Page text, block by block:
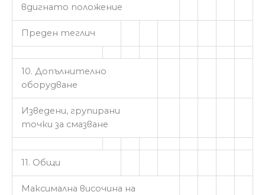
вдигнато положение
Преден теглич
10. Допълнително
оборудване
Изведени, групирани
точки за смазване
11. Общи
Mаксимална височина на